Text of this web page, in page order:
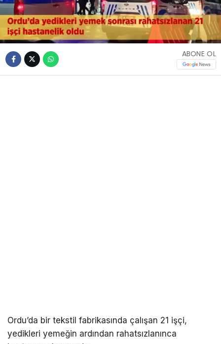
ABONE OL
Ordu’da bir tekstil fabrikasında çalışan 21 işçi,
yedikleri yemeğin ardından rahatsızlanınca